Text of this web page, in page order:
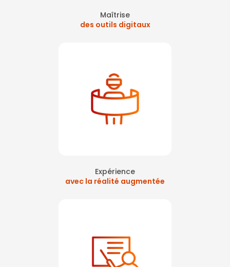
Maîtrise
des outils digitaux
Expérience
avec la réalité augmentée